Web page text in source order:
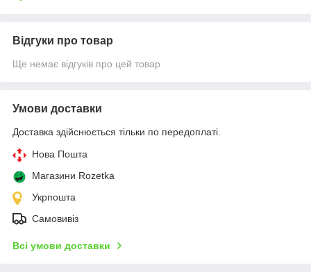
Відгуки про товар
Ще немає відгуків про цей товар
Умови доставки
Доставка здійснюється тільки по передоплаті.
Нова Пошта
Магазини Rozetka
Укрпошта
Самовивіз
Всі умови доставки